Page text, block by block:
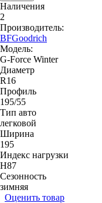
Наличения
2
Производитель:
BFGoodrich
Модель:
G-Force Winter
Диаметр
R16
Профиль
195/55
Тип авто
легковой
Ширина
195
Индекс нагрузки
H87
Сезонность
зимняя
Оценить товар